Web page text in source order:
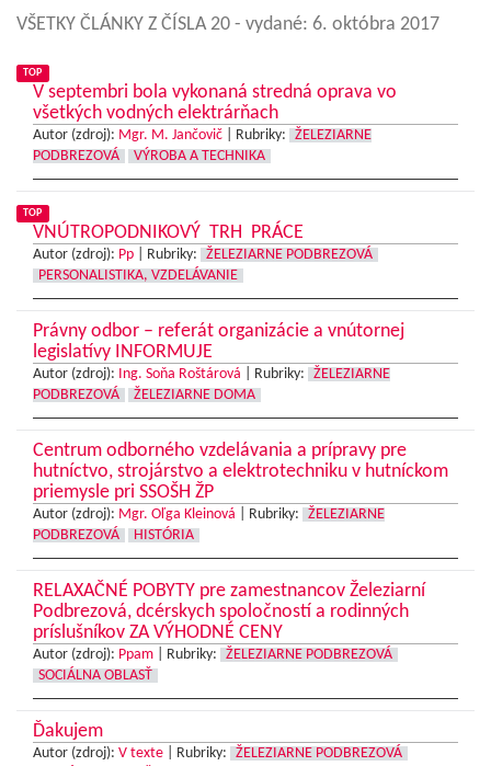
VŠETKY ČLÁNKY Z ČÍSLA 20 - vydané: 6. októbra 2017
TOP
V septembri bola vykonaná stredná oprava vo
všetkých vodných elektrárňach
Autor (zdroj): Mgr. M. Jančovič Rubriky:
ŽELEZIARNE
PODBREZOVÁ
VÝROBA A TECHNIKA
TOP
VNÚTROPODNIKOVÝ TRH PRÁCE
Autor (zdroj): Pp Rubriky:
ŽELEZIARNE PODBREZOVÁ
PERSONALISTIKA, VZDELÁVANIE
Právny odbor – referát organizácie a vnútornej
legislatívy INFORMUJE
Autor (zdroj): Ing. Soňa Roštárová Rubriky:
ŽELEZIARNE
PODBREZOVÁ
ŽELEZIARNE DOMA
Centrum odborného vzdelávania a prípravy pre
hutníctvo, strojárstvo a elektrotechniku v hutníckom
priemysle pri SSOŠH ŽP
Autor (zdroj): Mgr. Oľga Kleinová Rubriky:
ŽELEZIARNE
PODBREZOVÁ
HISTÓRIA
RELAXAČNÉ POBYTY pre zamestnancov Železiarní
Podbrezová, dcérskych spoločností a rodinných
príslušníkov ZA VÝHODNÉ CENY
Autor (zdroj): Ppam Rubriky:
ŽELEZIARNE PODBREZOVÁ
SOCIÁLNA OBLASŤ
Ďakujem
Autor (zdroj): V texte Rubriky:
ŽELEZIARNE PODBREZOVÁ